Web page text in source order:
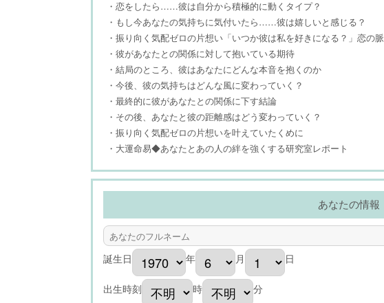
・恋をしたら……彼は自分から積極的に動くタイプ？
・もし今あなたの気持ちに気付いたら……彼は嬉しいと感じる？
・振り向く気配ゼロの片想い「いつか彼は私を好きになる？」恋の脈
・彼があなたとの関係に対して抱いている期待
・結局のところ、彼はあなたにどんな本音を抱くのか
・今後、彼の気持ちはどんな風に変わっていく？
・最終的に彼があなたとの関係に下す結論
・その後、あなたと彼の距離感はどう変わっていく？
・振り向く気配ゼロの片想いを叶えていたくめに
・大運命易◆あなたとあの人の絆を強くする研究室レポート
あなたの情報
誕生日 年 月 日
出生時刻 時 分